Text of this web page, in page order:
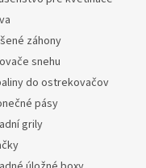
záhony
snehu
do ostrekovačov
pásy
grily